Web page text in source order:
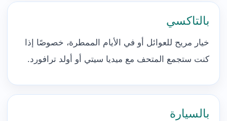
بالتاكسي
خيار مريح للعوائل أو في الأيام الممطرة، خصوصًا إذا
كنت ستجمع المتحف مع ميديا سيتي أو أولد ترافورد.
بالسيارة